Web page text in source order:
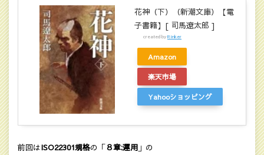
花神（下）（新潮文庫）【電
子書籍】[ 司馬遼太郎 ]
created byRinker
Amazon
楽天市場
Yahooショッピング
前回はISO22301規格の「８章:運用 」の